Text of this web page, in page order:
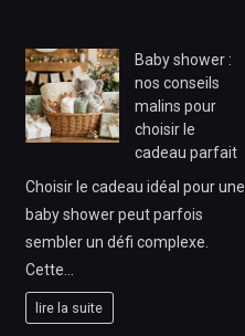
Baby shower :
nos conseils
malins pour
choisir le
cadeau parfait
Choisir le cadeau idéal pour une
baby shower peut parfois
sembler un défi complexe.
Cette…
lire la suite